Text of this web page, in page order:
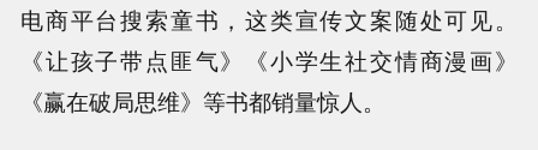
电商平台搜索童书，这类宣传文案随处可见。
《让孩子带点匪气》《小学生社交情商漫画》
《赢在破局思维》等书都销量惊人。